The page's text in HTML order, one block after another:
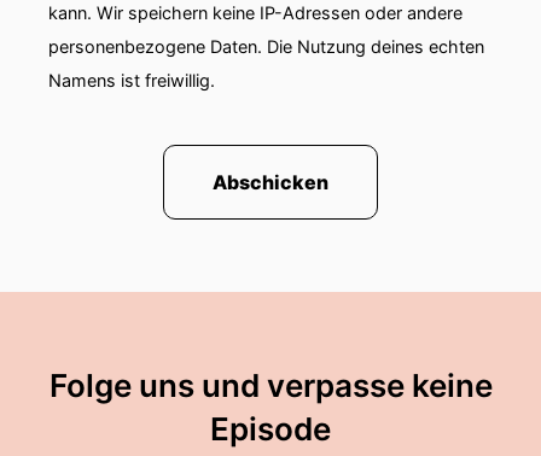
kann. Wir speichern keine IP-Adressen oder andere
personenbezogene Daten. Die Nutzung deines echten
Namens ist freiwillig.
Abschicken
Folge uns und verpasse keine
Episode